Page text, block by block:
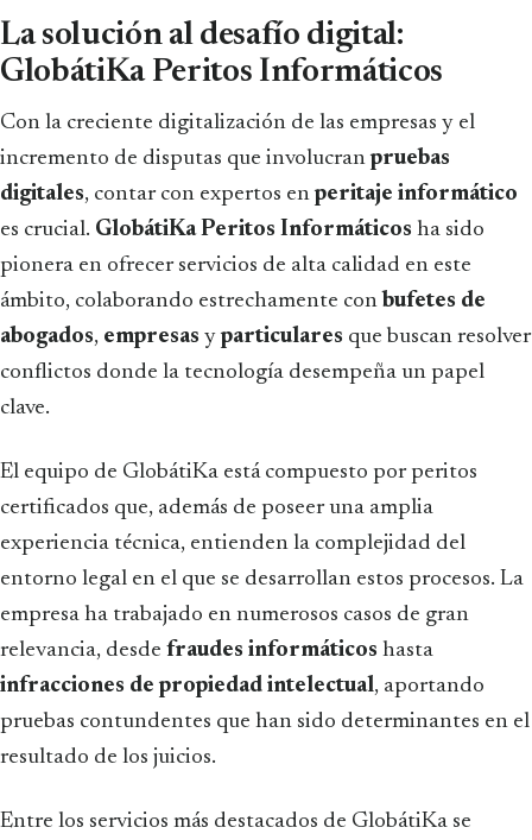
La solución al desafío digital:
GlobátiKa Peritos Informáticos
Con la creciente digitalización de las empresas y el
incremento de disputas que involucranpruebas
digitales, contar con expertos enperitaje informático
es crucial. GlobátiKa Peritos Informáticos ha sido
pionera en ofrecer servicios de alta calidad en este
ámbito, colaborando estrechamente con bufetes de
abogados, empresas yparticulares que buscan resolver
conflictos donde la tecnología desempeña un papel
clave.
El equipo de GlobátiKa está compuesto por peritos
certificados que, además de poseer una amplia
experiencia técnica, entienden la complejidad del
entorno legal en el que se desarrollan estos procesos. La
empresa ha trabajado en numerosos casos de gran
relevancia, desde fraudes informáticos hasta
infracciones de propiedad intelectual, aportando
pruebas contundentes que han sido determinantes en el
resultado de los juicios.
Entre los servicios más destacados de GlobátiKa se